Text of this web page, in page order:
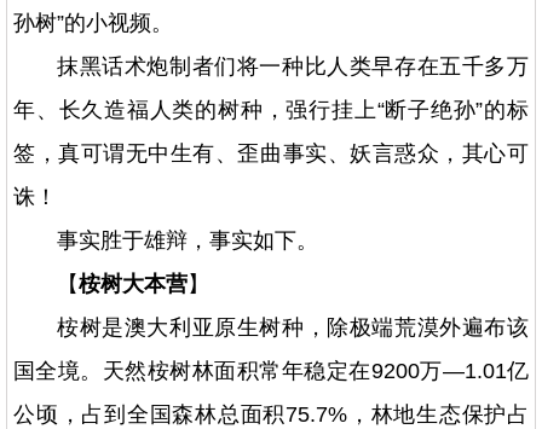
孙树”的小视频。
抹黑话术炮制者们将一种比人类早存在五千多万
年、长久造福人类的树种，强行挂上“断子绝孙”的标
签，真可谓无中生有、歪曲事实、妖言惑众，其心可
诛！
事实胜于雄辩，事实如下。
【桉树大本营】
桉树是澳大利亚原生树种，除极端荒漠外遍布该
国全境。天然桉树林面积常年稳定在9200万—1.01亿
公顷，占到全国森林总面积75.7%，林地生态保护占